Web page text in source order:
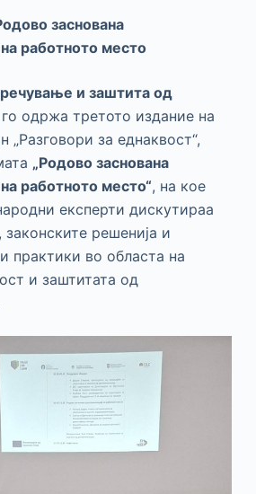
заснована
работното место
и заштита од
одржа третото издание на
„Разговори за еднаквост“,
„Родово заснована
работното место“, на кое
експерти дискутираа
решенија и
практики во областа на
и заштитата од